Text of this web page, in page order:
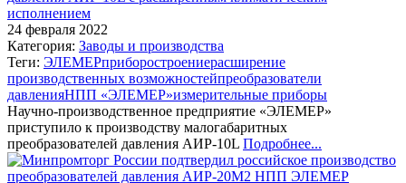
исполнением
24 февраля 2022
Категория: Заводы и производства
Теги: ЭЛЕМЕРприборостроениерасширение
производственных возможностейпреобразователи
давленияНПП «ЭЛЕМЕР»измерительные приборы
Научно-производственное предприятие «ЭЛЕМЕР»
приступило к производству малогабаритных
преобразователей давления АИР-10L Подробнее...